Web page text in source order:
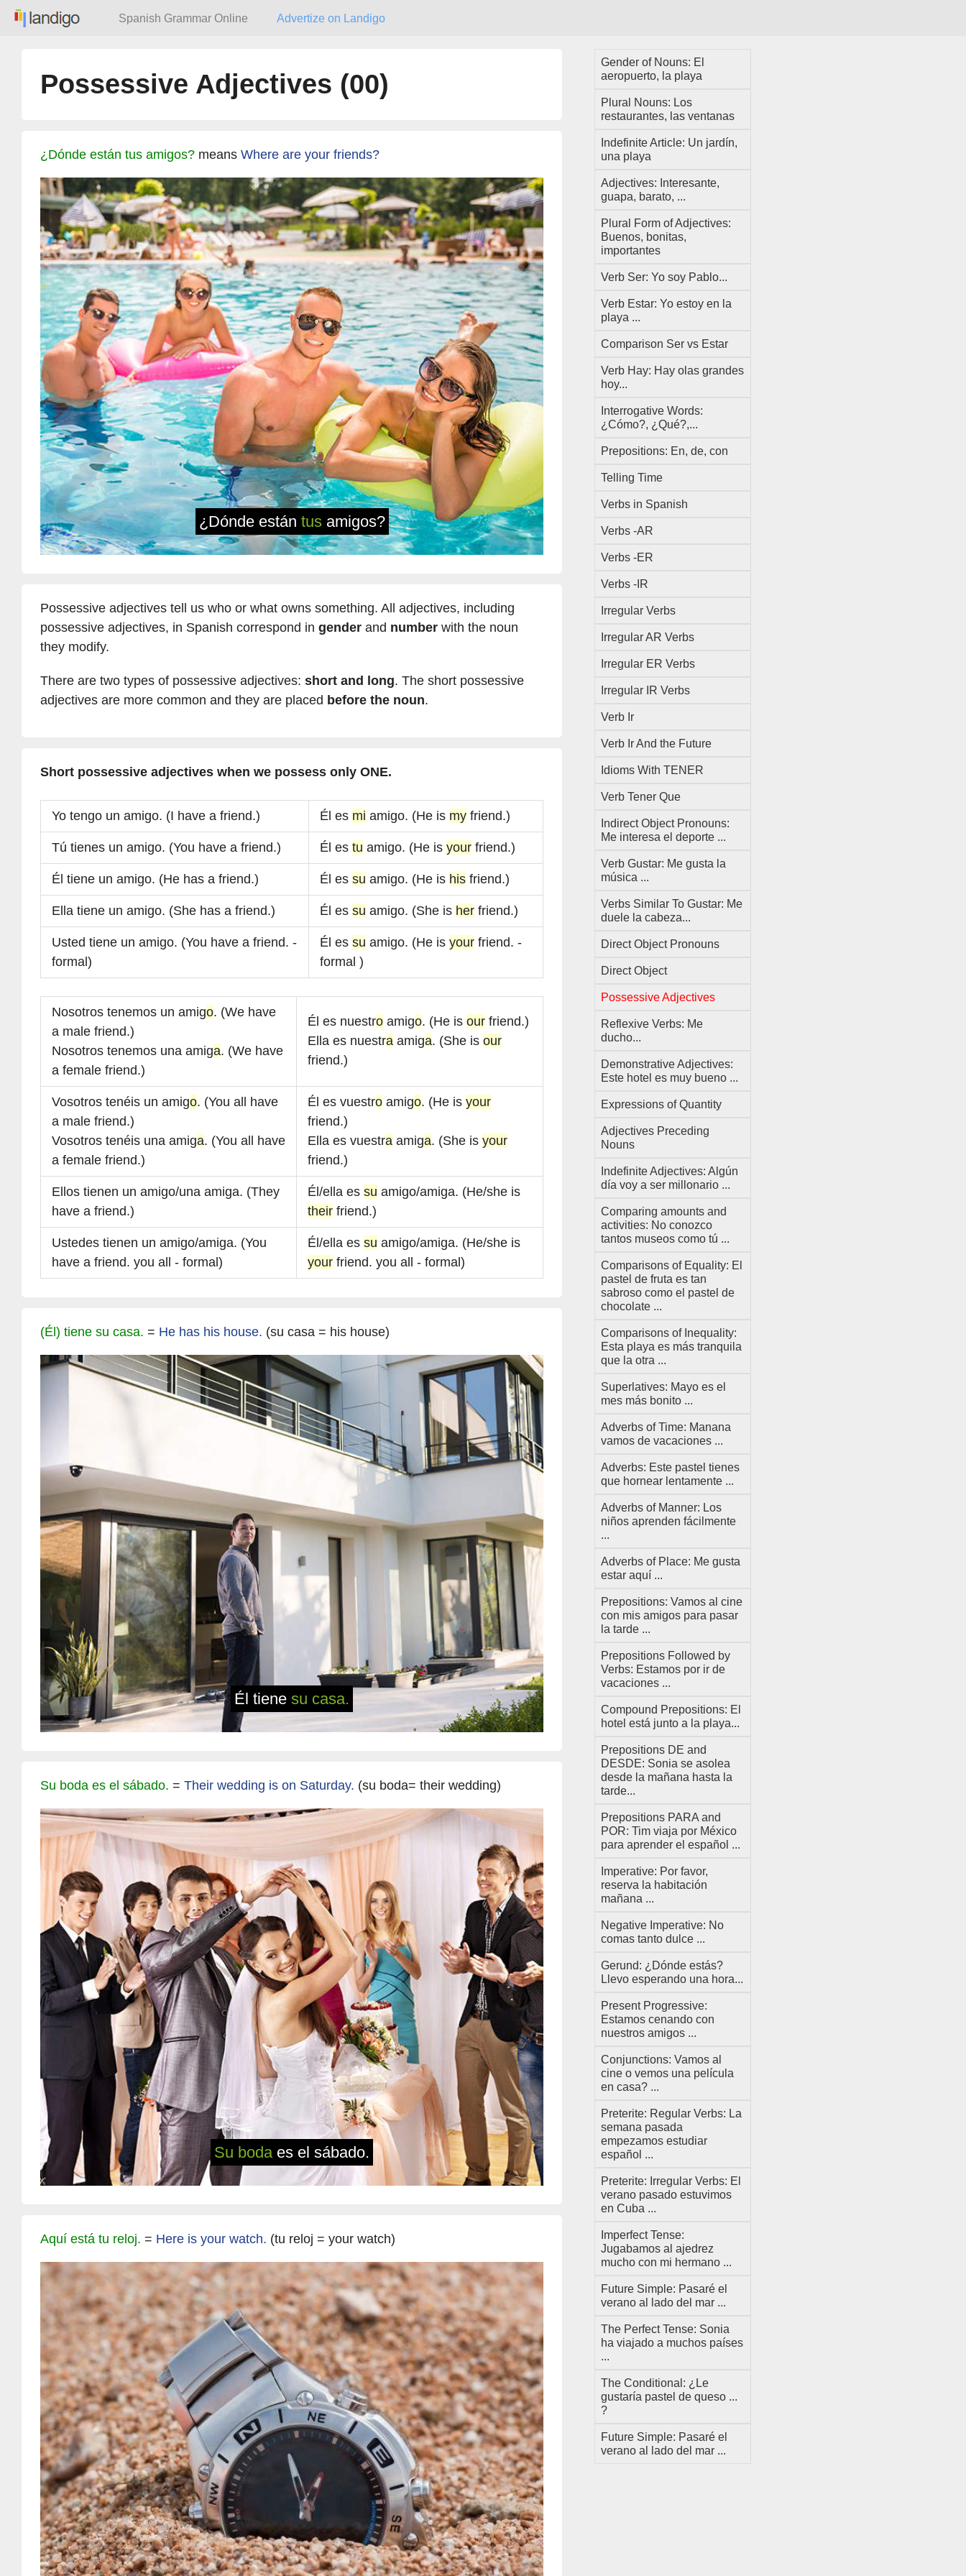
Spanish Grammar Online Advertize on Landigo
Possessive Adjectives (00)
¿Dónde están tus amigos? means Where are your friends?
¿Dónde están tus amigos?
Possessive adjectives tell us who or what owns something. All adjectives, including
possessive adjectives, in Spanish correspond in gender and number with the noun
they modify.
There are two types of possessive adjectives: short and long. The short possessive
adjectives are more common and they are placed before the noun.
Short possessive adjectives when we possess only ONE.
Yo tengo un amigo. (I have a friend.) Él es mi amigo. (He is my friend.)
Tú tienes un amigo. (You have a friend.) Él es tu amigo. (He is your friend.)
Él tiene un amigo. (He has a friend.) Él es su amigo. (He is his friend.)
Ella tiene un amigo. (She has a friend.) Él es su amigo. (She is her friend.)
Usted tiene un amigo. (You have a friend. -
formal)
Él es su amigo. (He is your friend. -
formal )
Nosotros tenemos un amigo. (We have
a male friend.)
Nosotros tenemos una amiga. (We have
a female friend.)
Él es nuestro amigo. (He is our friend.)
Ella es nuestra amiga. (She is our
friend.)
Vosotros tenéis un amigo. (You all have
a male friend.)
Vosotros tenéis una amiga. (You all have
a female friend.)
Él es vuestro amigo. (He is your
friend.)
Ella es vuestra amiga. (She is your
friend.)
Ellos tienen un amigo/una amiga. (They
have a friend.)
Él/ella es su amigo/amiga. (He/she is
their friend.)
Ustedes tienen un amigo/amiga. (You
have a friend. you all - formal)
Él/ella es su amigo/amiga. (He/she is
your friend. you all - formal)
(Él) tiene su casa. = He has his house. (su casa = his house)
Él tiene su casa.
Su boda es el sábado. = Their wedding is on Saturday. (su boda= their wedding)
Su boda es el sábado.
Aquí está tu reloj. = Here is your watch. (tu reloj = your watch)
Gender of Nouns: El
aeropuerto, la playa
Plural Nouns: Los
restaurantes, las ventanas
Indefinite Article: Un jardín,
una playa
Adjectives: Interesante,
guapa, barato, ...
Plural Form of Adjectives:
Buenos, bonitas,
importantes
Verb Ser: Yo soy Pablo...
Verb Estar: Yo estoy en la
playa ...
Comparison Ser vs Estar
Verb Hay: Hay olas grandes
hoy...
Interrogative Words:
¿Cómo?, ¿Qué?,...
Prepositions: En, de, con
Telling Time
Verbs in Spanish
Verbs -AR
Verbs -ER
Verbs -IR
Irregular Verbs
Irregular AR Verbs
Irregular ER Verbs
Irregular IR Verbs
Verb Ir
Verb Ir And the Future
Idioms With TENER
Verb Tener Que
Indirect Object Pronouns:
Me interesa el deporte ...
Verb Gustar: Me gusta la
música ...
Verbs Similar To Gustar: Me
duele la cabeza...
Direct Object Pronouns
Direct Object
Possessive Adjectives
Reflexive Verbs: Me
ducho...
Demonstrative Adjectives:
Este hotel es muy bueno ...
Expressions of Quantity
Adjectives Preceding
Nouns
Indefinite Adjectives: Algún
día voy a ser millonario ...
Comparing amounts and
activities: No conozco
tantos museos como tú ...
Comparisons of Equality: El
pastel de fruta es tan
sabroso como el pastel de
chocolate ...
Comparisons of Inequality:
Esta playa es más tranquila
que la otra ...
Superlatives: Mayo es el
mes más bonito ...
Adverbs of Time: Manana
vamos de vacaciones ...
Adverbs: Este pastel tienes
que hornear lentamente ...
Adverbs of Manner: Los
niños aprenden fácilmente
...
Adverbs of Place: Me gusta
estar aquí ...
Prepositions: Vamos al cine
con mis amigos para pasar
la tarde ...
Prepositions Followed by
Verbs: Estamos por ir de
vacaciones ...
Compound Prepositions: El
hotel está junto a la playa...
Prepositions DE and
DESDE: Sonia se asolea
desde la mañana hasta la
tarde...
Prepositions PARA and
POR: Tim viaja por México
para aprender el español ...
Imperative: Por favor,
reserva la habitación
mañana ...
Negative Imperative: No
comas tanto dulce ...
Gerund: ¿Dónde estás?
Llevo esperando una hora...
Present Progressive:
Estamos cenando con
nuestros amigos ...
Conjunctions: Vamos al
cine o vemos una película
en casa? ...
Preterite: Regular Verbs: La
semana pasada
empezamos estudiar
español ...
Preterite: Irregular Verbs: El
verano pasado estuvimos
en Cuba ...
Imperfect Tense:
Jugabamos al ajedrez
mucho con mi hermano ...
Future Simple: Pasaré el
verano al lado del mar ...
The Perfect Tense: Sonia
ha viajado a muchos países
...
The Conditional: ¿Le
gustaría pastel de queso ...
?
Future Simple: Pasaré el
verano al lado del mar ...